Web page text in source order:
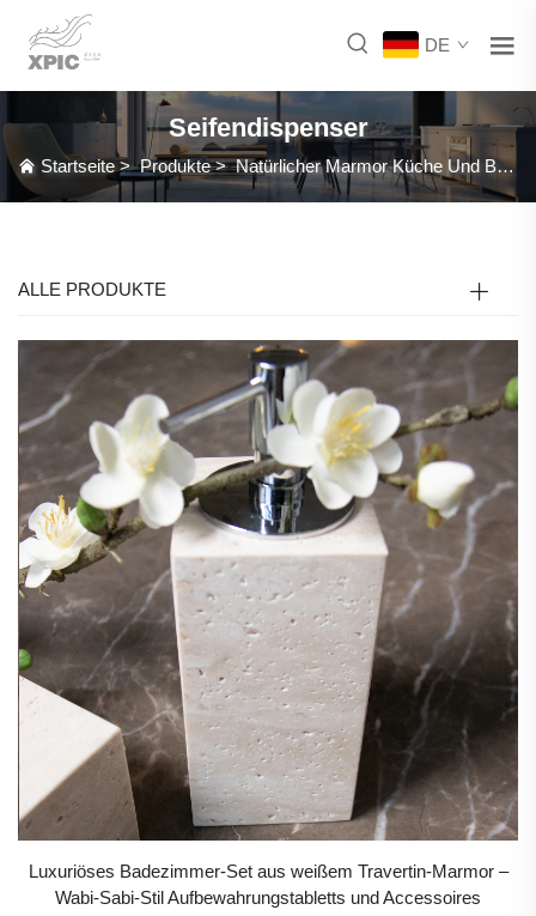
DE
Seifendispenser
Startseite>Produkte>Natürlicher Marmor Küche Und Badezimmer Zubehör
ALLE PRODUKTE
Luxuriöses Badezimmer-Set aus weißem Travertin-Marmor –
Wabi-Sabi-Stil Aufbewahrungstabletts und Accessoires